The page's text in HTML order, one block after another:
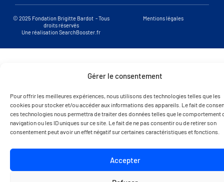
Gérer le consentement
Pour offrir les meilleures expériences, nous utilisons des technologies telles que les
cookies pour stocker et/ou accéder aux informations des appareils. Le fait de
ces technologies nous permettra de traiter des données telles que le comportement
navigation ou les ID uniques sur ce site. Le fait de ne pas consentir ou de retirer son
consentement peut avoir un effet négatif sur certaines caractéristiques et fonctions.
Accepter
© 2025 Fondation Brigitte Bardot - Tous
droits réservés
Une réalisation SearchBooster.fr
Mentions légales